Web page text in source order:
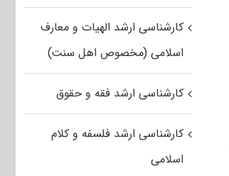
کارشناسی ارشد الهیات و معارف
اسلامی (مخصوص اهل سنت)
کارشناسی ارشد فقه و حقوق
کارشناسی ارشد فلسفه و کلام
اسلامی